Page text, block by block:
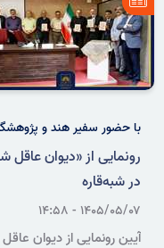
آمریکای لاتین و کارائیب
با حضور سفیر هند و
رونمایی از «دیوان عاقل
در شبه‌قاره
۱۴۰۵/۰۵/۰۷ - ۱۴:۵۸
آیین رونمایی از دیوان